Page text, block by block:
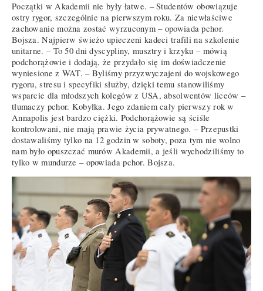
Początki w Akademii nie były łatwe. – Studentów obowiązuje
ostry rygor, szczególnie na pierwszym roku. Za niewłaściwe
zachowanie można zostać wyrzuconym – opowiada pchor.
Bojsza. Najpierw świeżo upieczeni kadeci trafili na szkolenie
unitarne. – To 50 dni dyscypliny, musztry i krzyku – mówią
podchorążowie i dodają, że przydało się im doświadczenie
wyniesione z WAT. – Byliśmy przyzwyczajeni do wojskowego
rygoru, stresu i specyfiki służby, dzięki temu stanowiliśmy
wsparcie dla młodszych kolegów z USA, absolwentów liceów –
tłumaczy pchor. Kobyłka. Jego zdaniem cały pierwszy rok w
Annapolis jest bardzo ciężki. Podchorążowie są ściśle
kontrolowani, nie mają prawie życia prywatnego. – Przepustki
dostawaliśmy tylko na 12 godzin w soboty, poza tym nie wolno
nam było opuszczać murów Akademii, a jeśli wychodziliśmy to
tylko w mundurze – opowiada pchor. Bojsza.